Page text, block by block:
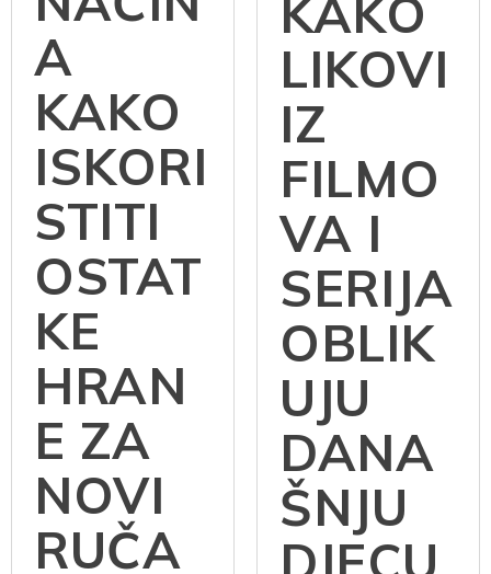
A
KAKO
ISKORI
STITI
OSTAT
KE
HRAN
E ZA
NOVI
RUČA
KAKO
LIKOVI
IZ
FILMO
VA I
SERIJA
OBLIK
UJU
DANA
ŠNJU